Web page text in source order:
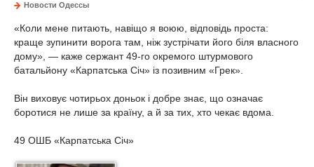
Новости Одессы
«Коли мене питають, навіщо я воюю, відповідь проста:
краще зупинити ворога там, ніж зустрічати його біля власного
дому», — каже сержант 49-го окремого штурмового
батальйону «Карпатська Січ» із позивним «Грек».
Він виховує чотирьох доньок і добре знає, що означає
боротися не лише за країну, а й за тих, хто чекає вдома.
49 ОШБ «Карпатська Січ»